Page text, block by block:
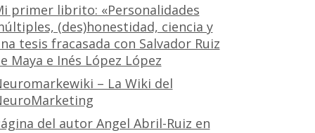
primer librito: «Personalidades
(des)honestidad, ciencia y
tesis fracasada con Salvador Ruiz
Maya e Inés López López
– La Wiki del
del autor Angel Abril-Ruiz en